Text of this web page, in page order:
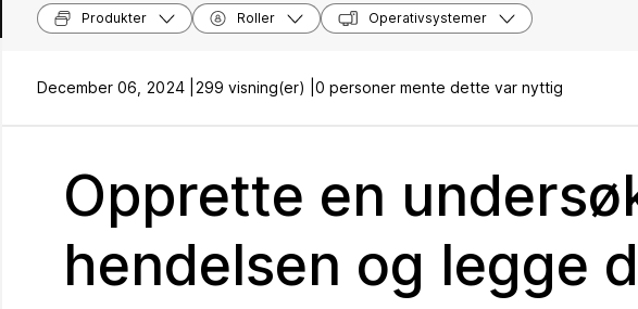
Produkter Roller Operativsystemer
December 06, 2024 | 299 visning(er) | 0 personer mente dette var nyttig
Opprette en
hendelsen og legge